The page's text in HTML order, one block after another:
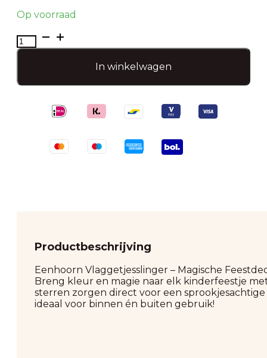
Op voorraad
Kleurrijke
slinger-
In winkelwagen
Productbeschrijving
Eenhoorn Vlaggetjesslinger – Magische
Breng kleur en magie naar elk kinderfeestje
sterren zorgen direct voor een
ideaal voor binnen én buiten gebruik!